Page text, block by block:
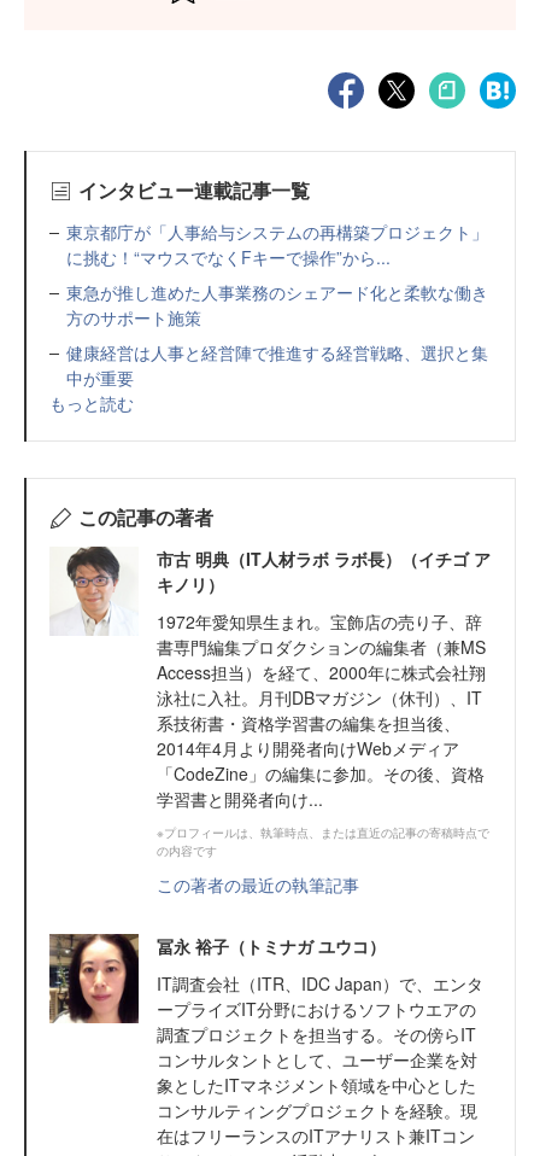
インタビュー連載記事一覧
東京都庁が「人事給与システムの再構築プロジェクト」
に挑む！“マウスでなくFキーで操作”から...
東急が推し進めた人事業務のシェアード化と柔軟な働き
方のサポート施策
健康経営は人事と経営陣で推進する経営戦略、選択と集
中が重要
もっと読む
この記事の著者
市古 明典（IT人材ラボ ラボ長）（イチゴ ア
キノリ）
1972年愛知県生まれ。宝飾店の売り子、辞
書専門編集プロダクションの編集者（兼MS
Access担当）を経て、2000年に株式会社翔
泳社に入社。月刊DBマガジン（休刊）、IT
系技術書・資格学習書の編集を担当後、
2014年4月より開発者向けWebメディア
「CodeZine」の編集に参加。その後、資格
学習書と開発者向け...
※プロフィールは、執筆時点、または直近の記事の寄稿時点で
の内容です
この著者の最近の執筆記事
冨永 裕子（トミナガ ユウコ）
IT調査会社（ITR、IDC Japan）で、エンタ
ープライズIT分野におけるソフトウエアの
調査プロジェクトを担当する。その傍らIT
コンサルタントとして、ユーザー企業を対
象としたITマネジメント領域を中心とした
コンサルティングプロジェクトを経験。現
在はフリーランスのITアナリスト兼ITコン